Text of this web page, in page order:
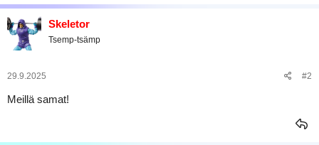
o
i
t
t
ä
ä
ä
Skeletor
Tsemp-tsämp
29.9.2025 #2
Meillä samat!